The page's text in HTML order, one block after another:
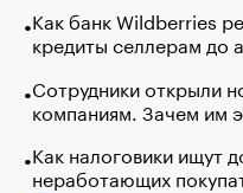
Как банк Wildberries
кредиты селлерам до
Сотрудники открыли
компаниям. Зачем им
Как налоговики ищут
неработающих